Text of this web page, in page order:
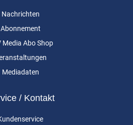
Nachrichten
Abonnement
Media Abo Shop
Mediadaten
/ Kontakt